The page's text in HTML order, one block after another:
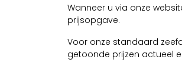
Wanneer u via onze
prijsopgave.
Voor onze standaard
getoonde prijzen actueel